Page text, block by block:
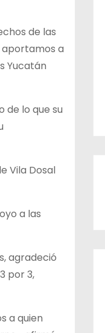
de las
aportamos a
Yucatán
de lo que su
Vila Dosal
a las
agradeció
por 3,
a quien